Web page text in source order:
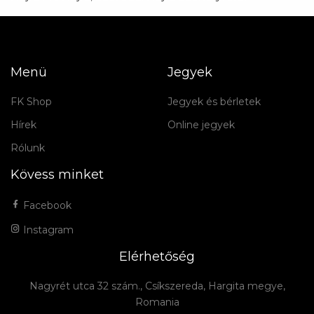
Menü
FK Shop
Hírek
Rólunk
Jegyek
Jegyek és bérletek
Online jegyek
Kövess minket
Facebook
Instagram
Elérhetőség
Nagyrét utca 32 szám., Csíkszereda, Hargita megye,
Romania